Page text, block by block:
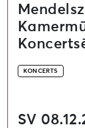
KONCERTS
SV